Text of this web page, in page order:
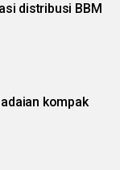
distribusi BBM
kompak